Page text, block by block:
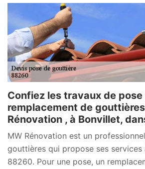
Confiez les travaux de pose
remplacement de
Rénovation , à Bonvillet,
MW Rénovation est un
gouttières qui propose ses services
88260. Pour une pose, un